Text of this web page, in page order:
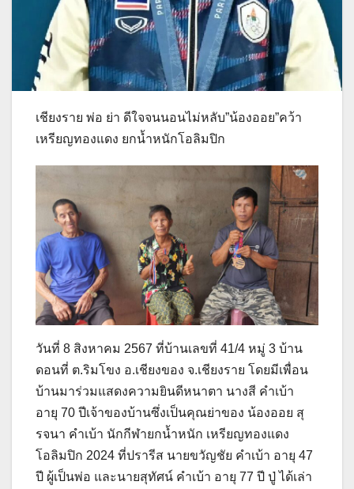
เชียงราย พ่อ ย่า ดีใจจนนอนไม่หลับ”น้องออย”คว้า
เหรียญทองแดง ยกน้ำหนักโอลิมปิก
วันที่ 8 สิงหาคม 2567 ที่บ้านเลขที่ 41/4 หมู่ 3 บ้าน
ดอนที่ ต.ริมโขง อ.เชียงของ จ.เชียงราย โดยมีเพื่อน
บ้านมาร่วมแสดงความยินดีหนาตา นางสี คำเบ้า
อายุ 70 ปีเจ้าของบ้านซึ่งเป็นคุณย่าของ น้องออย สุ
รจนา คำเบ้า นักกีฬายกน้ำหนัก เหรียญทองแดง
โอลิมปิก 2024 ที่ปรารีส นายขวัญชัย คำเบ้า อายุ 47
ปี ผู้เป็นพ่อ และนายสุทัศน์ คำเบ้า อายุ 77 ปี ปู่ ได้เล่า